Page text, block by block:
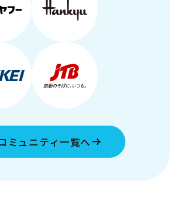
ミュニティ一覧へ